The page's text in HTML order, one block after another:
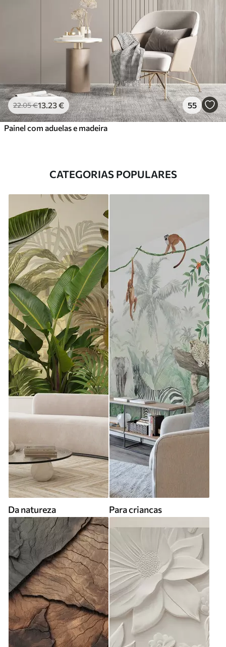
22.05€13 .23€ 55
Painel com aduelas e madeira
CATEGORIAS POPULARES
Da natureza Para criancas